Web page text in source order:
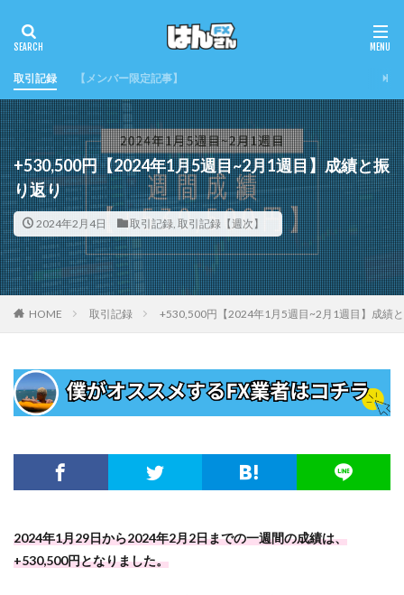
取引記録 【メンバー限定記事】
+530,500円【2024年1月5週目~2月1週目】成績と振
り返り
2024年2月4日 取引記録, 取引記録【週次】
HOME 取引記録 +530,500円【2024年1月5週目~2月1週目】成績
2024年1月29日から2024年2月2日までの一週間の成績は、
+530,500円となりました。